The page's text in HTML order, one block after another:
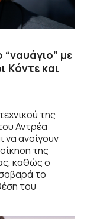
με
Κόντε και
της
Αντρέα
να ανοίγουν
της
καθώς ο
το
του